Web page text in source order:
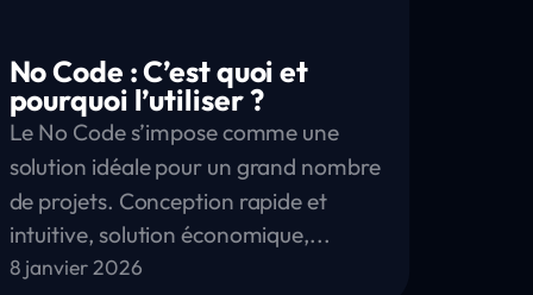
No Code : C’est quoi et
pourquoi l’utiliser ?
Le No Code s’impose comme une
solution idéale pour un grand nombre
de projets. Conception rapide et
intuitive, solution économique,...
8 janvier 2026